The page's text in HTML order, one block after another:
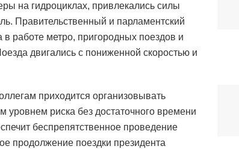
на гидроциклах, привлекались силы
Правительственный и парламентский
работе метро, пригородных поездов и
двигались с пониженной скоростью и
приходится организовывать
уровнем риска без достаточного времени
беспрепятственное проведение
продолжение поездки президента